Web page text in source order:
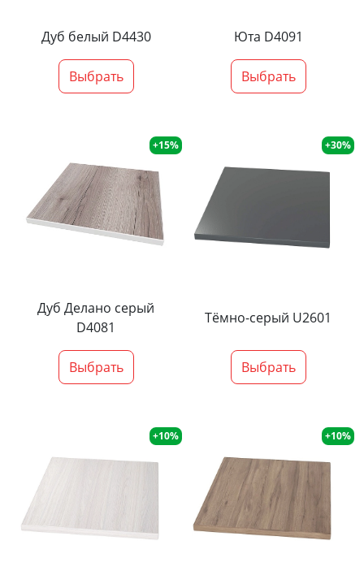
Дуб белый D4430
Выбрать
Юта D4091
Выбрать
+15%
Дуб Делано серый
D4081
Выбрать
+30%
Тёмно-серый U2601
Выбрать
+10% +10%